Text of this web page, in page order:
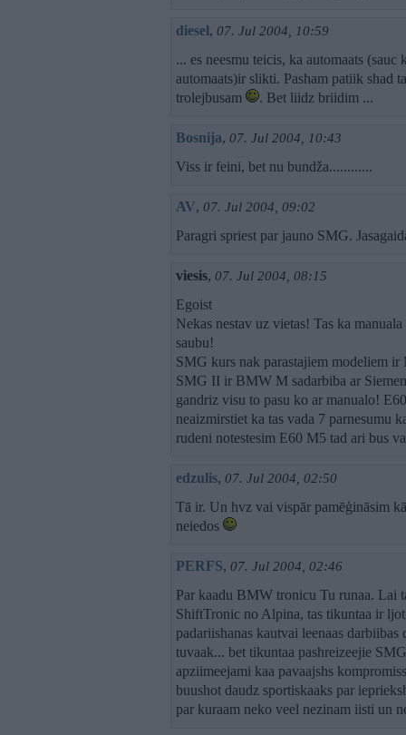
diesel, 07. Jul 2004, 10:59
... es neesmu teicis, ka automaats
automaats)ir slikti. Pasham patiik shad
trolejbusam
. Bet liidz briidim ...
Bosnija, 07. Jul 2004, 10:43
Viss ir feini, bet nu bundža............
AV, 07. Jul 2004, 09:02
Paragri spriest par jauno SMG.
viesis, 07. Jul 2004, 08:15
Egoist
Nekas nestav uz vietas! Tas ka
saubu!
SMG kurs nak parastajiem modeliem
SMG II ir BMW M sadarbiba ar
gandriz visu to pasu ko ar manualo!
neaizmirstiet ka tas vada 7 parnesumu
rudeni notestesim E60 M5 tad ari bus
edzulis, 07. Jul 2004, 02:50
Tā ir. Un hvz vai vispār pamēģināsim
neiedos
PERFS, 07. Jul 2004, 02:46
Par kaadu BMW tronicu Tu runaa. Lai
ShiftTronic no Alpina, tas tikuntaa ir
padariishanas kautvai leenaas
tuvaak... bet tikuntaa pashreizeejie
apziimeejami kaa pavaajshs
buushot daudz sportiskaaks par
par kuraam neko veel nezinam iisti un